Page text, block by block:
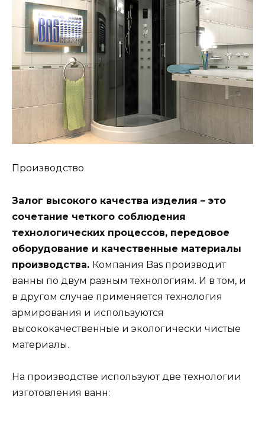
Производство
Залог высокого качества изделия – это
сочетание четкого соблюдения
технологических процессов, передовое
оборудование и качественные материалы
производства. Компания Bas производит
ванны по двум разным технологиям. И в том, и
в другом случае применяется технология
армирования и используются
высококачественные и экологически чистые
материалы.
На производстве используют две технологии
изготовления ванн: